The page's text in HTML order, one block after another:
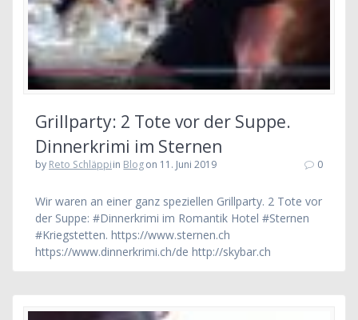
Grillparty: 2 Tote vor der Suppe.
Dinnerkrimi im Sternen
by Reto Schläppiin Blogon 11. Juni 2019 0
Wir waren an einer ganz speziellen Grillparty. 2 Tote vor
der Suppe: #Dinnerkrimi im Romantik Hotel #Sternen
#Kriegstetten. https://www.sternen.ch
https://www.dinnerkrimi.ch/de http://skybar.ch